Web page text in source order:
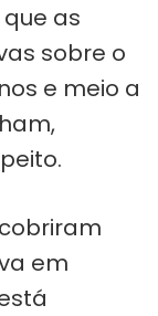
as
sobre o
e meio a
em